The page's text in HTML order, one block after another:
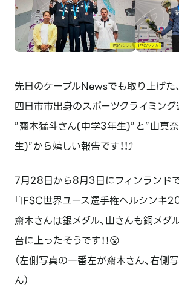
先日のケーブルNewsでも取り上げた、
四日市市出身のスポーツクライミング
”齋木猛斗さん(中学3年生)”と”山真
生)”から嬉しい報告です！！⤴️
7月28日から8月3日にフィンランド
『IFSC世界ユース選手権ヘルシンキ
齋木さんは銀メダル、山さんも銅メダ
台に上ったそうです！！😮
（左側写真の一番左が齋木さん、右側
ん）